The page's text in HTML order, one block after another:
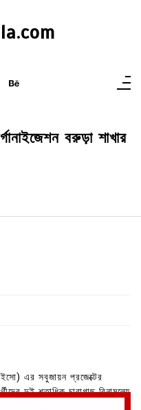
বরুড়া শাখার
এর সবুজায়ন প্রজেক্টের
দুই শতাধিক চারাগাছ বিনামূল্যে